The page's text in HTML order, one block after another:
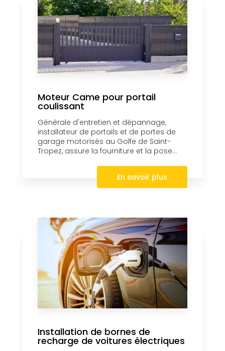
Moteur Came pour portail
coulissant
Générale d'entretien et dépannage,
installateur de portails et de portes de
garage motorisés au Golfe de Saint-
Tropez, assure la fourniture et la pose...
En savoir plus
Installation de bornes de
recharge de voitures électriques